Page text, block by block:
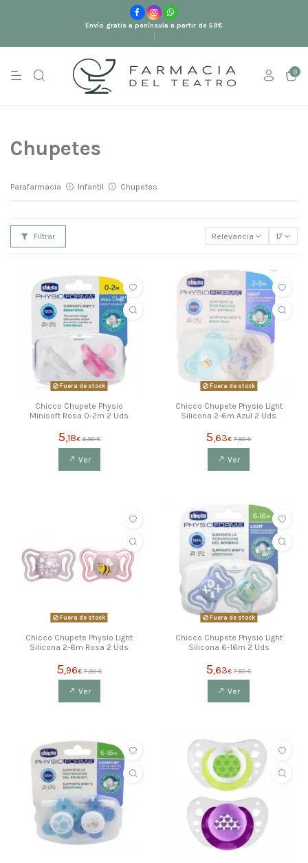
Envío gratis a península a partir de 59€
0
Chupetes
Parafarmacia Infantil Chupetes
Filtrar Relevancia 17
Fuera de stock
Chicco Chupete Physio
Minisoft Rosa 0-2m 2 Uds
5,18€ 6,90 €
Ver
ahorras 1,88 €
Fuera de stock
Chicco Chupete Physio Light
Silicona 2-6m Azul 2 Uds
5,63€ 7,50 €
Ver
Fuera de stock
Chicco Chupete Physio Light
Silicona 2-6m Rosa 2 Uds
5,96€ 7,95 €
Ver
Fuera de stock
Chicco Chupete Physio Light
Silicona 6-16m 2 Uds
5,63€ 7,50 €
Ver